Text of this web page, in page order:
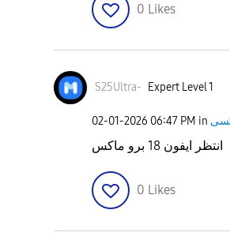
0 Likes
S25Ultra- Expert Level 1
‎02-01-2026 06:47 PM in
انتظر ايفون 18 برو ماكس
0 Likes